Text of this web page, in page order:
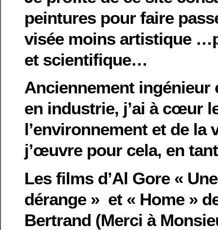
peintures pour faire
visée moins artistique
et scientifique…
Anciennement ingénieur
en industrie, j’ai à cœur
l’environnement et de la
j’œuvre pour cela, en
Les films d’Al Gore «
dérange » et « Home »
Bertrand (Merci à